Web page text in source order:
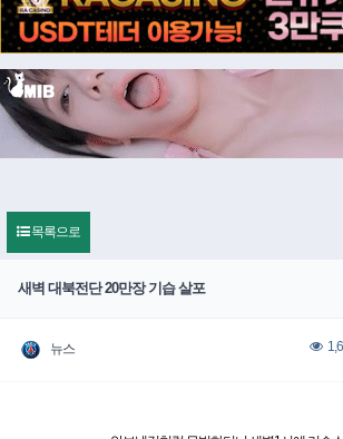
목록으로
새벽 대북전단 20만장 기습 살포
뉴스